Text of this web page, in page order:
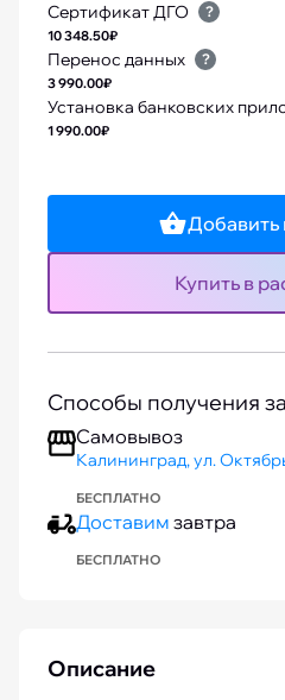
Сертификат ДГО ?
10 348.50₽
Перенос данных ?
3 990.00₽
Установка банковских
1 990.00₽
Добавить
Купить в
Способы получения
Самовывоз
Калининград, ул.
БЕСПЛАТНО
Доставим завтра
БЕСПЛАТНО
Описание